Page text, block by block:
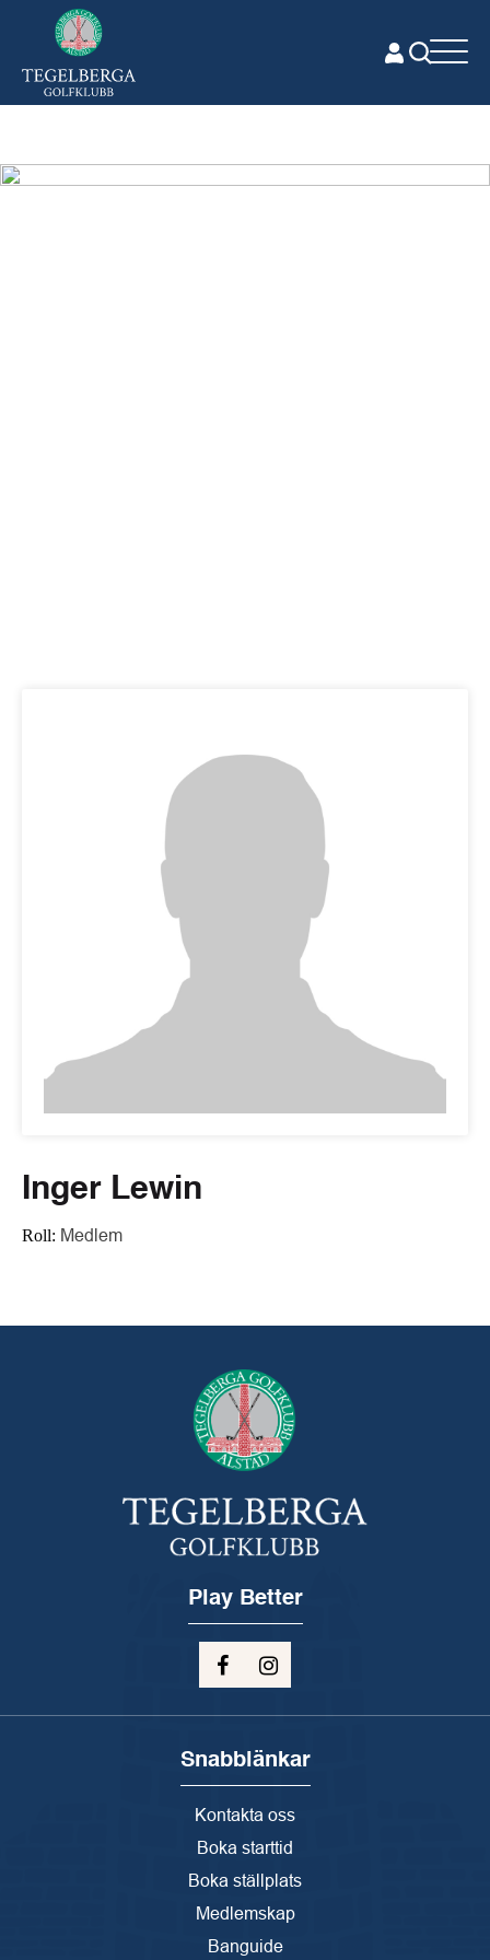
Inger Lewin
Roll: Medlem
Snabblänkar
Kontakta oss
Boka starttid
Boka ställplats
Medlemskap
Banguide
Play Better